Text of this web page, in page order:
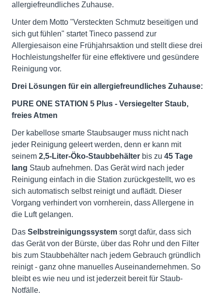
allergiefreundliches Zuhause.
Unter dem Motto "Versteckten Schmutz beseitigen und
sich gut fühlen" startet Tineco passend zur
Allergiesaison eine Frühjahrsaktion und stellt diese drei
Hochleistungshelfer für eine effektivere und gesündere
Reinigung vor.
Drei Lösungen für ein allergiefreundliches Zuhause:
PURE ONE STATION 5 Plus - Versiegelter Staub,
freies Atmen
Der kabellose smarte Staubsauger muss nicht nach
jeder Reinigung geleert werden, denn er kann mit
seinem 2,5-Liter-Öko-Staubbehälter bis zu 45 Tage
lang Staub aufnehmen. Das Gerät wird nach jeder
Reinigung einfach in die Station zurückgestellt, wo es
sich automatisch selbst reinigt und auflädt. Dieser
Vorgang verhindert von vornherein, dass Allergene in
die Luft gelangen.
Das Selbstreinigungssystem sorgt dafür, dass sich
das Gerät von der Bürste, über das Rohr und den Filter
bis zum Staubbehälter nach jedem Gebrauch gründlich
reinigt - ganz ohne manuelles Auseinandernehmen. So
bleibt es wie neu und ist jederzeit bereit für Staub-
Notfälle.